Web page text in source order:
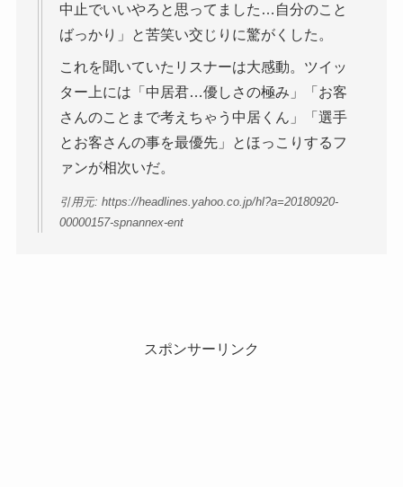
中止でいいやろと思ってました…自分のこと
ばっかり」と苦笑い交じりに驚がくした。
これを聞いていたリスナーは大感動。ツイッ
ター上には「中居君…優しさの極み」「お客
さんのことまで考えちゃう中居くん」「選手
とお客さんの事を最優先」とほっこりするフ
ァンが相次いだ。
引用元: https://headlines.yahoo.co.jp/hl?a=20180920-
00000157-spnannex-ent
スポンサーリンク